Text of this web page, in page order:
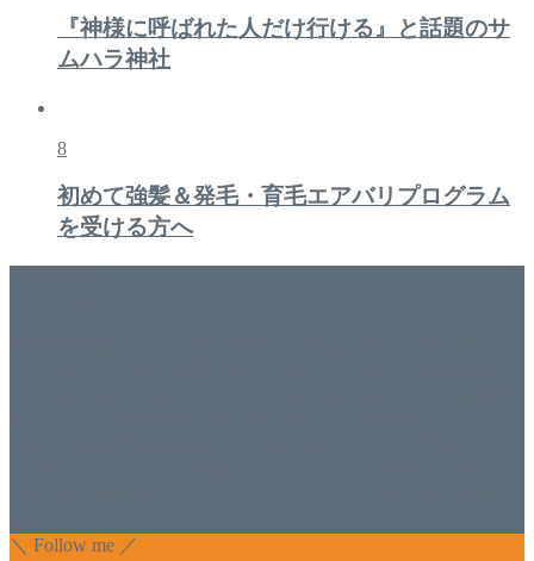
『神様に呼ばれた人だけ行ける』と話題のサ
ムハラ神社
8
初めて強髪＆発毛・育毛エアバリプログラム
を受ける方へ
＼ Follow me ／